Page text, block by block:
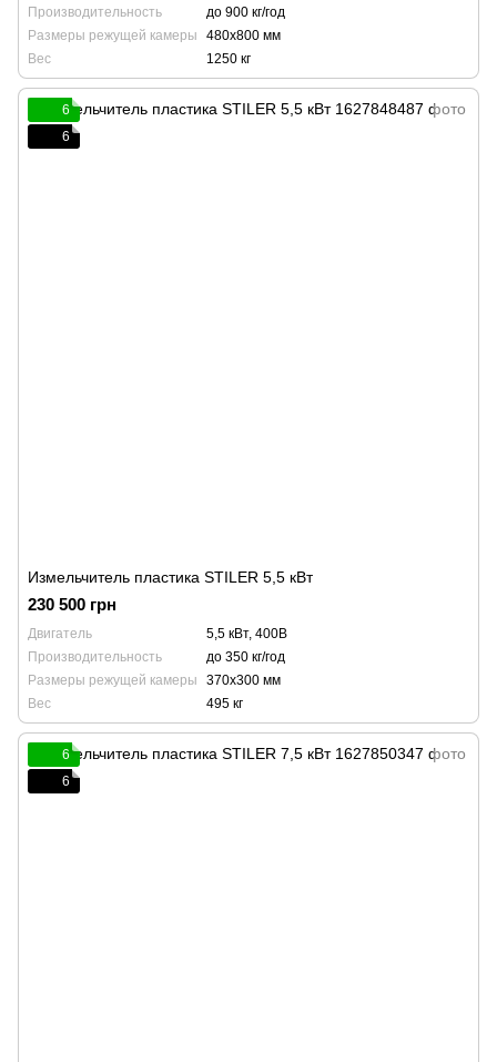
Производительность
до 900 кг/год
Размеры режущей камеры
480x800 мм
Вес
1250 кг
6
6
Измельчитель пластика STILER 5,5 кВт
230 500 грн
Двигатель
5,5 кВт, 400В
Производительность
до 350 кг/год
Размеры режущей камеры
370x300 мм
Вес
495 кг
6
6